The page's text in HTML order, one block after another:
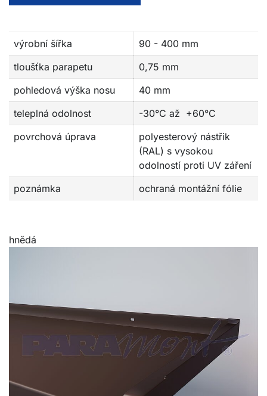
výrobní šířka
90 - 400 mm
tloušťka parapetu
0,75 mm
pohledová výška nosu
40 mm
teleplná odolnost
-30°C až +60°C
povrchová úprava
polyesterový nástřik
(RAL) s vysokou
odolností proti UV záření
poznámka
ochraná montážní fólie
hnědá